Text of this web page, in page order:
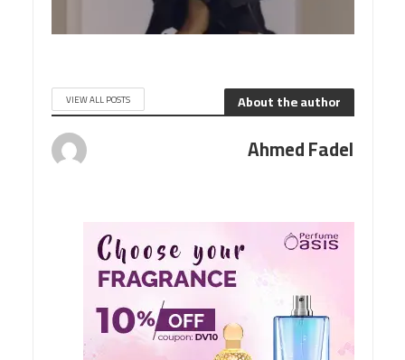
About the author
VIEW ALL POSTS
Ahmed Fadel